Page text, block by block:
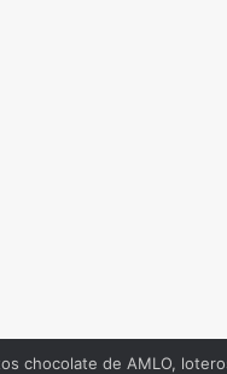
chocolate de AMLO,